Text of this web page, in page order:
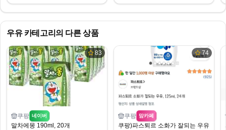
우유카테고리의 다른 상품
83
쿠팡 네이버
말차에몽 190ml, 20개
74
쿠팡 맘카페
쿠팡)파스퇴르 소화가 잘되는 우유,